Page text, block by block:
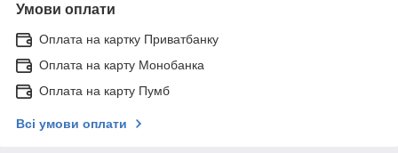
Умови оплати
Оплата на картку Приватбанку
Оплата на карту Монобанка
Оплата на карту Пумб
Всі умови оплати